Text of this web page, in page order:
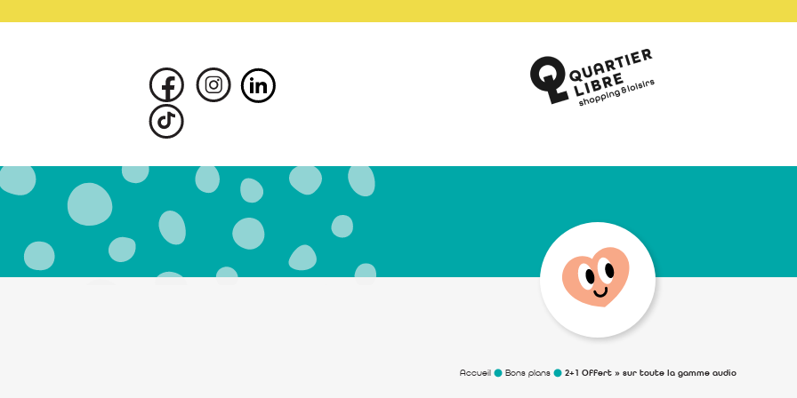
Accueil Bons plans 2+1 Offert » sur toute la gamme audio